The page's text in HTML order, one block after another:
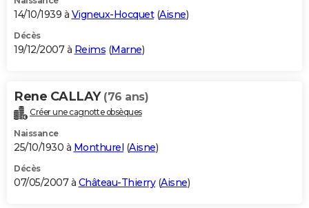
14/10/1939 à Vigneux-Hocquet(Aisne)
Décès
19/12/2007 à Reims (Marne)
Rene CALLAY (76 ans)
Créer une cagnotte obsèques
Naissance
25/10/1930 à Monthurel (Aisne)
Décès
07/05/2007 à Château-Thierry(Aisne)